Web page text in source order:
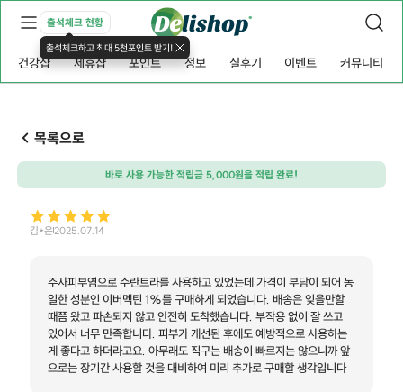
출석체크 현황
출석체크하고 최대 5천포인트 받기!
건강샵 제휴샵 포인트 정보 실후기 이벤트 커뮤니티
목록으로
바로 사용 가능한 적립금 5,000원을 적립 완료!
김*은2025.07.14
주사피부염으로 수란트라를 사용하고 있었는데 가격이 부담이 되어 동
일한 성분인 이버멕틴 1%를 구매하게 되었습니다. 배송은 잊을만할
때쯤 왔고 파손되지 않고 안전히 도착했습니다. 부작용 없이 잘 쓰고
있어서 너무 만족합니다. 피부가 개선된 후에도 예방적으로 사용하는
게 좋다고 하더라고요. 아무래도 직구는 배송이 빠르지는 않으니까 앞
으로는 장기간 사용할 것을 대비하여 미리 추가로 구매할 생각입니다